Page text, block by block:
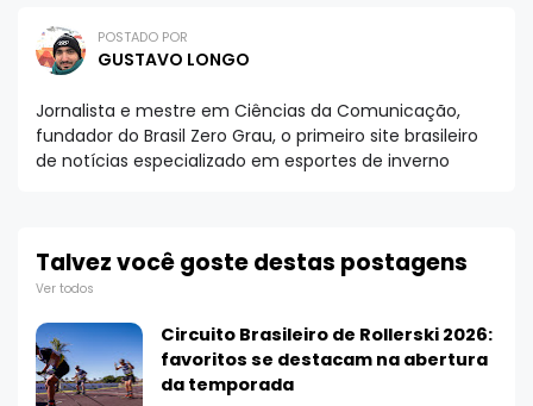
POSTADO POR
GUSTAVO LONGO
Jornalista e mestre em Ciências da Comunicação,
fundador do Brasil Zero Grau, o primeiro site brasileiro
de notícias especializado em esportes de inverno
Talvez você goste destas postagens
Ver todos
Circuito Brasileiro de Rollerski 2026:
favoritos se destacam na abertura
da temporada